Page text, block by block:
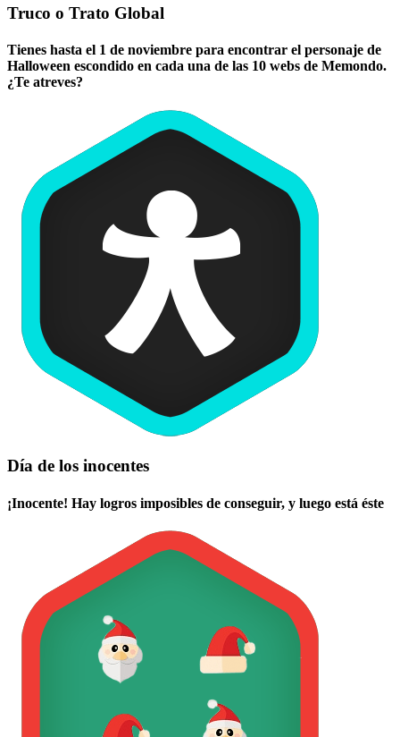
Truco o Trato Global
Tienes hasta el 1 de noviembre para encontrar el personaje de
Halloween escondido en cada una de las 10 webs de Memondo.
¿Te atreves?
Día de los inocentes
¡Inocente! Hay logros imposibles de conseguir, y luego está éste